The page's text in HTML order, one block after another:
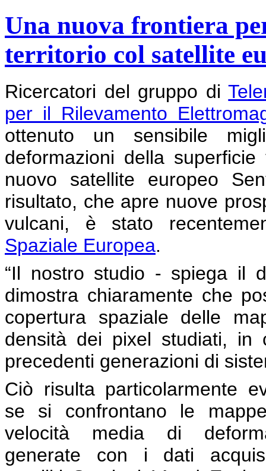
Una nuova frontiera
territorio col satellite
Ricercatori del gruppo di
per il Rilevamento
ottenuto un sensibile
deformazioni della
nuovo satellite europeo
risultato, che apre nuove
vulcani, è stato
Spaziale Europea.
“Il nostro studio - spiega il
dimostra chiaramente che
copertura spaziale delle
densità dei pixel studiati, in
precedenti generazioni di
Ciò risulta particolarmente
se si confrontano le
velocità media di
generate con i dati